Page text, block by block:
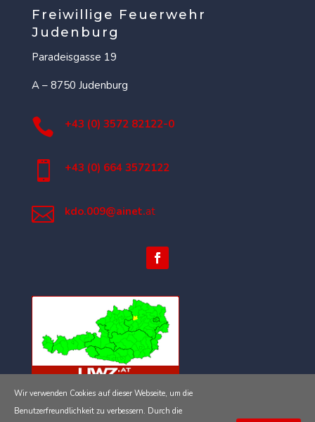
Freiwillige Feuerwehr
Judenburg
Paradeisgasse 19
A – 8750 Judenburg
 +43 (0) 3572 82122-0
 +43 (0) 664 3572122
 kdo.009@ainet.at
Impressum
Wir verwenden Cookies auf dieser Webseite, um die
Benutzerfreundlichkeit zu verbessern. Durch die